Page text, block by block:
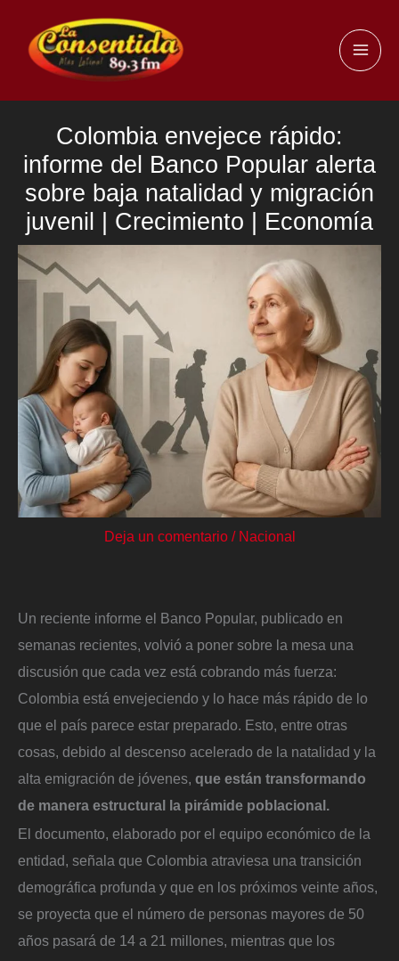
contenido
Colombia envejece rápido:
informe del Banco Popular alerta
sobre baja natalidad y migración
juvenil | Crecimiento | Economía
Deja un comentario / Nacional
Un reciente informe el Banco Popular, publicado en
semanas recientes, volvió a poner sobre la mesa una
discusión que cada vez está cobrando más fuerza:
Colombia está envejeciendo y lo hace más rápido de lo
que el país parece estar preparado. Esto, entre otras
cosas, debido al descenso acelerado de la natalidad y la
alta emigración de jóvenes, que están transformando
de manera estructural la pirámide poblacional.
El documento, elaborado por el equipo económico de la
entidad, señala que Colombia atraviesa una transición
demográfica profunda y que en los próximos veinte años,
se proyecta que el número de personas mayores de 50
años pasará de 14 a 21 millones, mientras que los